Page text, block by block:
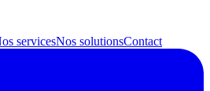
servicesNos solutionsContact